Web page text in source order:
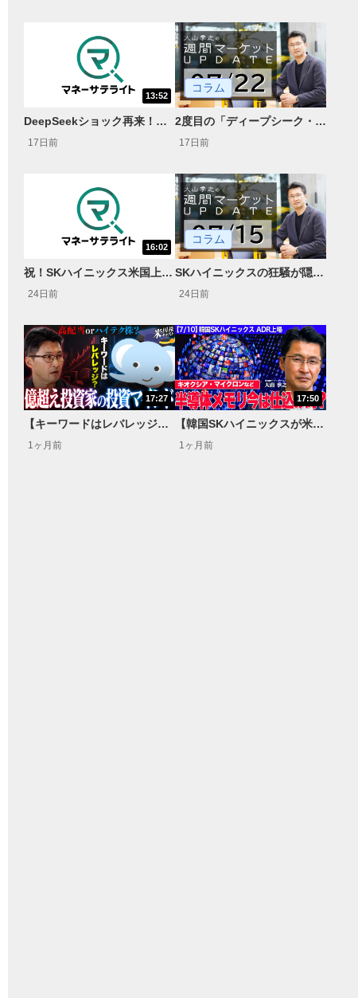
13:52
DeepSeekショック再来！？中国産DRAMによる価格破壊が起きるのか？＜米国マーケットダイジェスト7/22号＞
17日前
コラム
2度目の「ディープシーク・ショック」？中国ムーンショットAIの登場で再び市場に衝撃が走る
17日前
16:02
祝！SKハイニックス米国上場DRAM供給不足は長期化する？＜米国マーケットダイジェスト7/15号＞
24日前
コラム
SKハイニックスの狂騒が隠す米国製造業の不都合な真実 AI相場の「時間価値」と構造的欠陥
24日前
17:27
【キーワードはレバレッジ】億越え投資家の投資マインド【米国株キャスト】
1ヶ月前
17:50
【韓国SKハイニックスが米国上場へ】半導体メモリ関連 今は仕込み時？ほか同業他社と比較して徹底解説！
1ヶ月前